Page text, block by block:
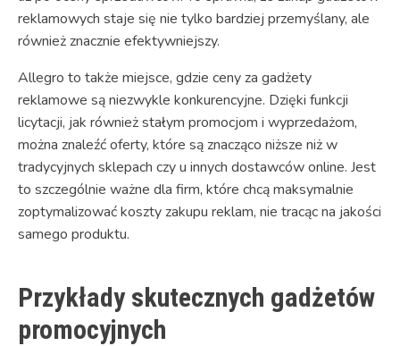
reklamowych staje się nie tylko bardziej przemyślany, ale
również znacznie efektywniejszy.
Allegro to także miejsce, gdzie ceny za gadżety
reklamowe są niezwykle konkurencyjne. Dzięki funkcji
licytacji, jak również stałym promocjom i wyprzedażom,
można znaleźć oferty, które są znacząco niższe niż w
tradycyjnych sklepach czy u innych dostawców online. Jest
to szczególnie ważne dla firm, które chcą maksymalnie
zoptymalizować koszty zakupu reklam, nie tracąc na jakości
samego produktu.
Przykłady skutecznych gadżetów
promocyjnych